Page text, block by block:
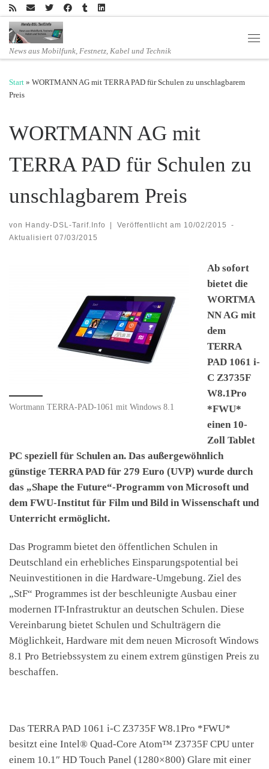
Zum Inhalt springen
News aus Mobilfunk, Festnetz, Kabel und Technik
Start » WORTMANN AG mit TERRA PAD für Schulen zu unschlagbarem
Preis
WORTMANN AG mit
TERRA PAD für Schulen zu
unschlagbarem Preis
von Handy-DSL-Tarif.Info | Veröffentlicht am 10/02/2015
-
Aktualisiert 07/03/2015
Wortmann TERRA-PAD-1061 mit Windows 8.1
Ab sofort
bietet die
WORTMA
NN AG mit
dem
TERRA
PAD 1061 i-
C Z3735F
W8.1Pro
*FWU*
einen 10-
Zoll Tablet
PC speziell für Schulen an. Das außergewöhnlich
günstige TERRA PAD für 279 Euro (UVP) wurde durch
das „Shape the Future“-Programm von Microsoft und
dem FWU-Institut für Film und Bild in Wissenschaft und
Unterricht ermöglicht.
Das Programm bietet den öffentlichen Schulen in
Deutschland ein erhebliches Einsparungspotential bei
Neuinvestitionen in die Hardware-Umgebung. Ziel des
„StF“ Programmes ist der beschleunigte Ausbau einer
modernen IT-Infrastruktur an deutschen Schulen. Diese
Vereinbarung bietet Schulen und Schulträgern die
Möglichkeit, Hardware mit dem neuen Microsoft Windows
8.1 Pro Betriebssystem zu einem extrem günstigen Preis zu
beschaffen.
Das TERRA PAD 1061 i-C Z3735F W8.1Pro *FWU*
besitzt eine Intel® Quad-Core Atom™ Z3735F CPU unter
einem 10.1″ HD Touch Panel (1280×800) Glare mit einer